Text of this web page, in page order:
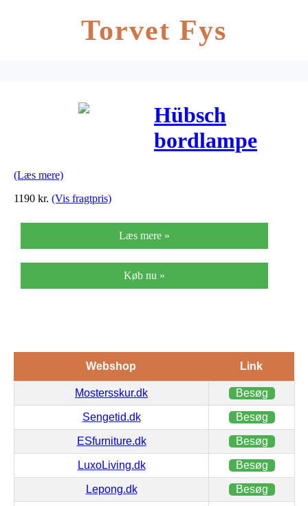
Torvet Fys
Hübsch
bordlampe
(Læs mere)
1190 kr. (Vis fragtpris)
Læs mere »
Køb nu »
Webshop Link
Mostersskur.dk Besøg
Sengetid.dk Besøg
ESfurniture.dk Besøg
LuxoLiving.dk Besøg
Lepong.dk Besøg